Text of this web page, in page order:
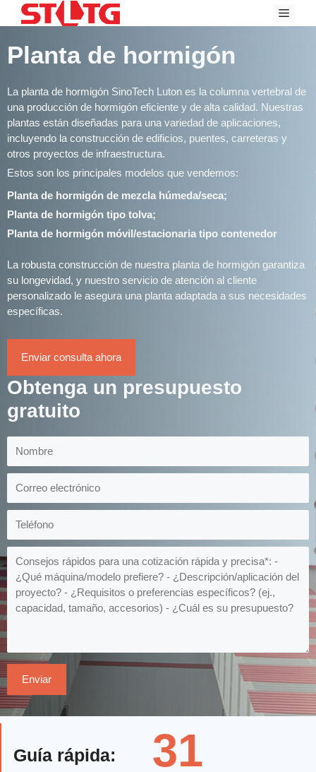
Menú
Planta de hormigón
La planta de hormigón SinoTech Luton es la columna vertebral de
una producción de hormigón eficiente y de alta calidad. Nuestras
plantas están diseñadas para una variedad de aplicaciones,
incluyendo la construcción de edificios, puentes, carreteras y
otros proyectos de infraestructura.
Estos son los principales modelos que vendemos:
Planta de hormigón de mezcla húmeda/seca;
Planta de hormigón tipo tolva;
Planta de hormigón móvil/estacionaria tipo contenedor
La robusta construcción de nuestra planta de hormigón garantiza
su longevidad, y nuestro servicio de atención al cliente
personalizado le asegura una planta adaptada a sus necesidades
específicas.
Enviar consulta ahora
Obtenga un presupuesto
gratuito
Guía rápida: 31